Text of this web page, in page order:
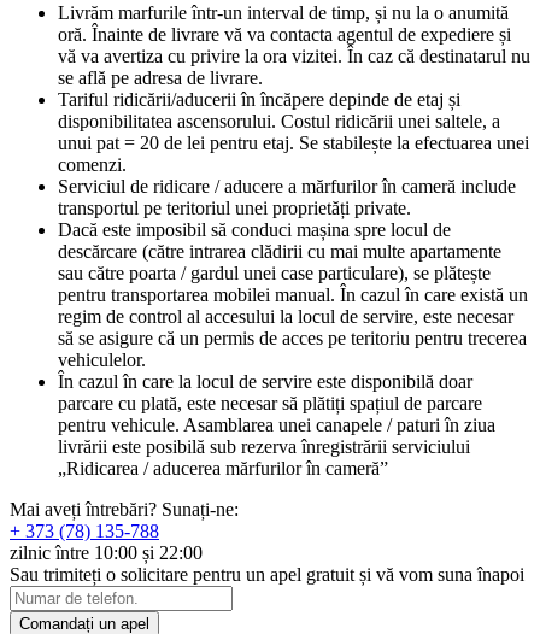
Livrăm marfurile într-un interval de timp, și nu la o anumită
oră. Înainte de livrare vă va contacta agentul de expediere și
vă va avertiza cu privire la ora vizitei. În caz că destinatarul nu
se află pe adresa de livrare.
Tariful ridicării/aducerii în încăpere depinde de etaj și
disponibilitatea ascensorului. Costul ridicării unei saltele, a
unui pat = 20 de lei pentru etaj. Se stabilește la efectuarea unei
comenzi.
Serviciul de ridicare / aducere a mărfurilor în cameră include
transportul pe teritoriul unei proprietăți private.
Dacă este imposibil să conduci mașina spre locul de
descărcare (către intrarea clădirii cu mai multe apartamente
sau către poarta / gardul unei case particulare), se plătește
pentru transportarea mobilei manual. În cazul în care există un
regim de control al accesului la locul de servire, este necesar
să se asigure că un permis de acces pe teritoriu pentru trecerea
vehiculelor.
În cazul în care la locul de servire este disponibilă doar
parcare cu plată, este necesar să plătiți spațiul de parcare
pentru vehicule. Asamblarea unei canapele / paturi în ziua
livrării este posibilă sub rezerva înregistrării serviciului
„Ridicarea / aducerea mărfurilor în cameră”
Mai aveți întrebări? Sunați-ne:
+ 373 (78) 135-788
zilnic între 10:00 și 22:00
Sau trimiteți o solicitare pentru un apel gratuit și vă vom suna înapoi
Comandați un apel